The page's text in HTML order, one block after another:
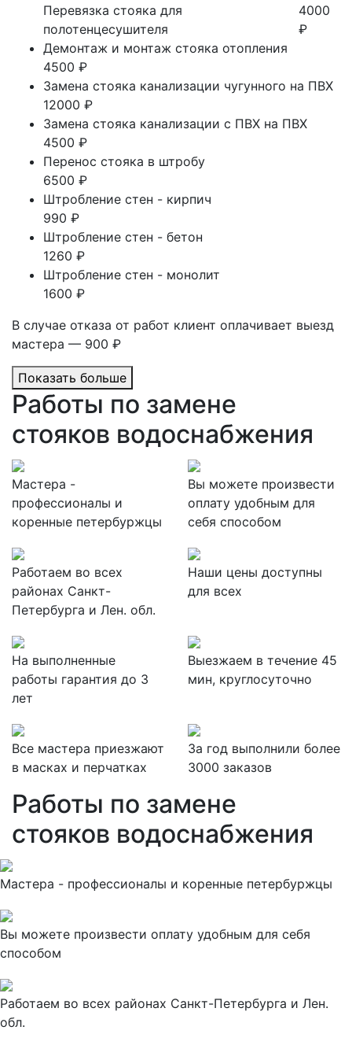
Перевязка стояка для
полотенцесушителя
4000
₽
Демонтаж и монтаж стояка отопления
4500 ₽
Замена стояка канализации чугунного на ПВХ
12000 ₽
Замена стояка канализации с ПВХ на ПВХ
4500 ₽
Перенос стояка в штробу
6500 ₽
Штробление стен - кирпич
990 ₽
Штробление стен - бетон
1260 ₽
Штробление стен - монолит
1600 ₽
В случае отказа от работ клиент оплачивает выезд
мастера — 900 ₽
Показать больше
Работы по замене
стояков водоснабжения
Мастера -
профессионалы и
коренные петербуржцы
Вы можете произвести
оплату удобным для
себя способом
Работаем во всех
районах Санкт-
Петербурга и Лен. обл.
Наши цены доступны
для всех
На выполненные
работы гарантия до 3
лет
Выезжаем в течение 45
мин, круглосуточно
Все мастера приезжают
в масках и перчатках
За год выполнили более
3000 заказов
Работы по замене
стояков водоснабжения
Мастера - профессионалы и коренные петербуржцы
Вы можете произвести оплату удобным для себя
способом
Работаем во всех районах Санкт-Петербурга и Лен.
обл.